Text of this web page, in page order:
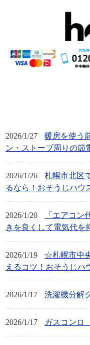
2026/1/27
暖房を使う
ン・ストーブ周りの節
2026/1/26
札幌市北区
るなら！おそうじハウ
2026/1/20
「エアコン
きを良くして電気代を
2026/1/19
☆札幌市中
えるコツ！おそうじハ
2026/1/17 洗濯機分解
2026/1/17 ガスコンロ